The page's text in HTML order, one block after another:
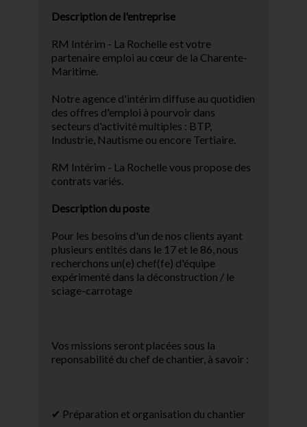
Description de l'entreprise
RM Intérim - La Rochelle est votre
partenaire emploi au cœur de la Charente-
Maritime.
Notre agence d'intérim diffuse au quotidien
des offres d'emploi à pourvoir dans
secteurs d'activité multiples : BTP,
Industrie, Nautisme ou encore Tertiaire.
RM Intérim - La Rochelle vous propose des
contrats variés.
Description du poste
Pour les besoins d'un de nos clients ayant
plusieurs entités dans le 17 et le 86, nous
recherchons un(e) chef(fe) d'équipe
expérimenté dans la déconstruction / le
sciage-carrotage
Vos missions seront placées sous la
reponsabilité du chef de chantier, à savoir :
✔ Préparation et organisation du chantier